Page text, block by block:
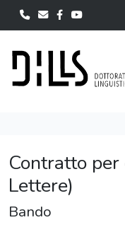
Contratto
Lettere)
Bando